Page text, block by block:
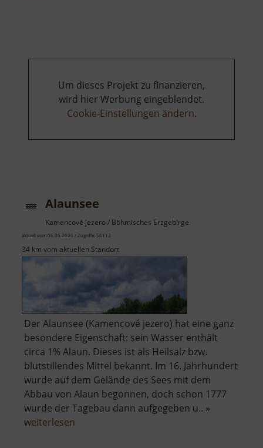
Um dieses Projekt zu finanzieren,
wird hier Werbung eingeblendet.
Cookie-Einstellungen ändern.
Alaunsee
Kamencové jezero / Böhmisches Erzgebirge
aktuell vom 06.06.2026 / Zugriffe: 56113
34 km vom aktuellen Standort
Der Alaunsee (Kamencové jezero) hat eine ganz
besondere Eigenschaft: sein Wasser enthält
circa 1% Alaun. Dieses ist als Heilsalz bzw.
blutstillendes Mittel bekannt. Im 16. Jahrhundert
wurde auf dem Gelände des Sees mit dem
Abbau von Alaun begonnen, doch schon 1777
wurde der Tagebau dann aufgegeben u.. »
weiterlesen